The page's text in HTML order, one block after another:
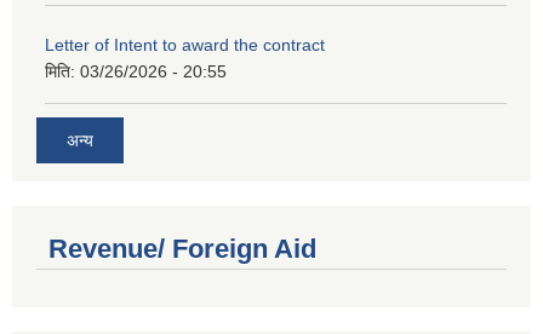
Letter of Intent to award the contract
मिति: 03/26/2026 - 20:55
अन्य
Revenue/ Foreign Aid